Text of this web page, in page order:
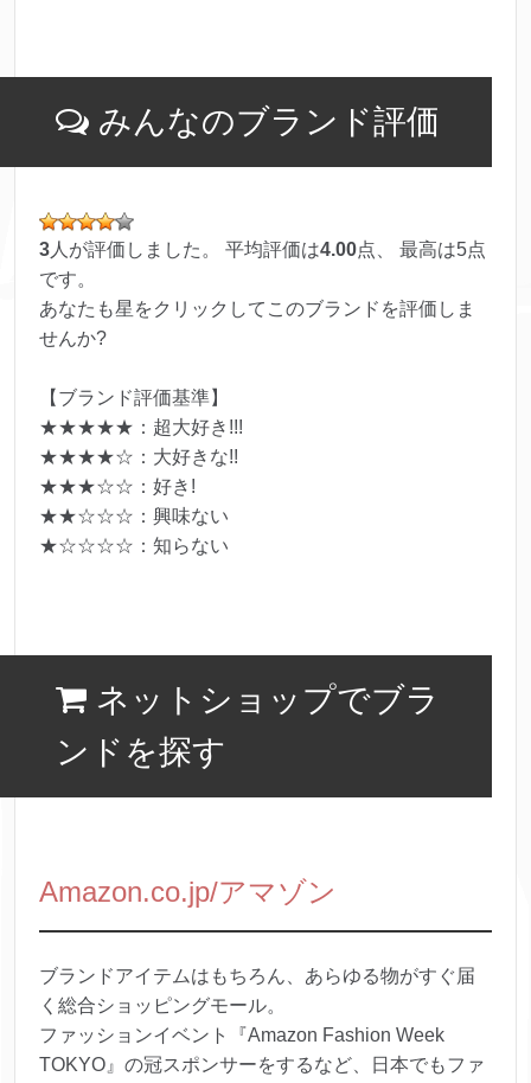
みんなのブランド評価
3 人が評価しました。 平均評価は4.00点、 最高は5点
です。
あなたも星をクリックしてこのブランドを評価しま
せんか?
【ブランド評価基準】
★★★★★：超大好き!!!
★★★★☆：大好きな!!
★★★☆☆：好き!
★★☆☆☆：興味ない
★☆☆☆☆：知らない
ネットショップでブラ
ンドを探す
Amazon.co.jp/アマゾン
ブランドアイテムはもちろん、あらゆる物がすぐ届
く総合ショッピングモール。
ファッションイベント『Amazon Fashion Week
TOKYO』の冠スポンサーをするなど、日本でもファ